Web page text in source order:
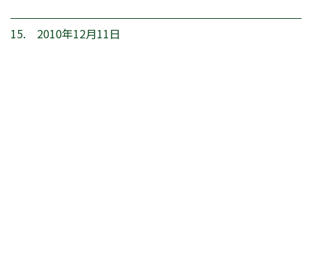
15. 2010年12月11日